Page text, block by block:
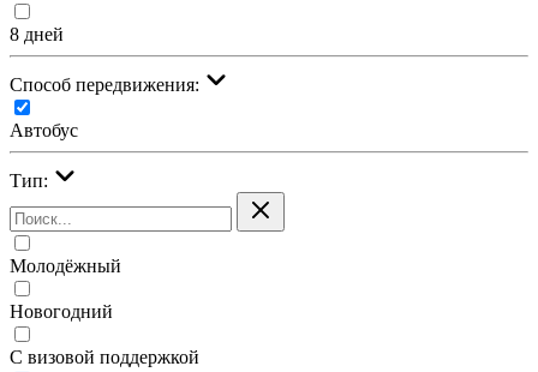
8 дней
Cпособ передвижения:
Автобус
Тип:
Молодёжный
Новогодний
С визовой поддержкой